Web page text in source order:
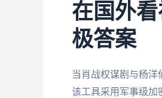
在国外
极答案
当肖战权谋剧与杨洋
该工具采用军事级加